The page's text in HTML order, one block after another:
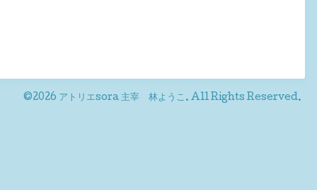
©2026 アトリエsora 主宰 林ようこ . All Rights Reserved.